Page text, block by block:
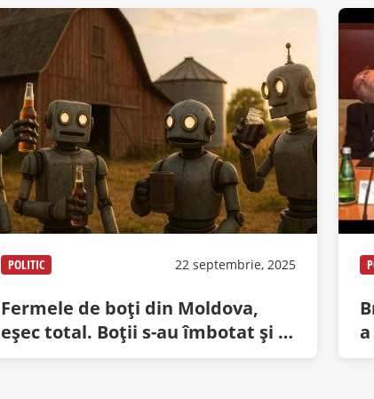
POLITIC 22 septembrie, 2025
Fermele de boţi din Moldova,
eşec total. Boţii s-au îmbotat şi s-
au luat la botaie